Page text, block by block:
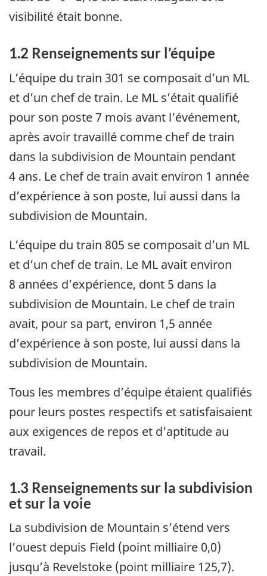
visibilité était bonne.
1.2 Renseignements sur l’équipe
L’équipe du train 301 se composait d’un ML
et d’un chef de train. Le ML s’était qualifié
pour son poste 7 mois avant l’événement,
après avoir travaillé comme chef de train
dans la subdivision de Mountain pendant
4 ans. Le chef de train avait environ 1 année
d’expérience à son poste, lui aussi dans la
subdivision de Mountain.
L’équipe du train 805 se composait d’un ML
et d’un chef de train. Le ML avait environ
8 années d’expérience, dont 5 dans la
subdivision de Mountain. Le chef de train
avait, pour sa part, environ 1,5 année
d’expérience à son poste, lui aussi dans la
subdivision de Mountain.
Tous les membres d’équipe étaient qualifiés
pour leurs postes respectifs et satisfaisaient
aux exigences de repos et d’aptitude au
travail.
1.3 Renseignements sur la subdivision
et sur la voie
La subdivision de Mountain s’étend vers
l’ouest depuis Field (point milliaire 0,0)
jusqu’à Revelstoke (point milliaire 125,7).